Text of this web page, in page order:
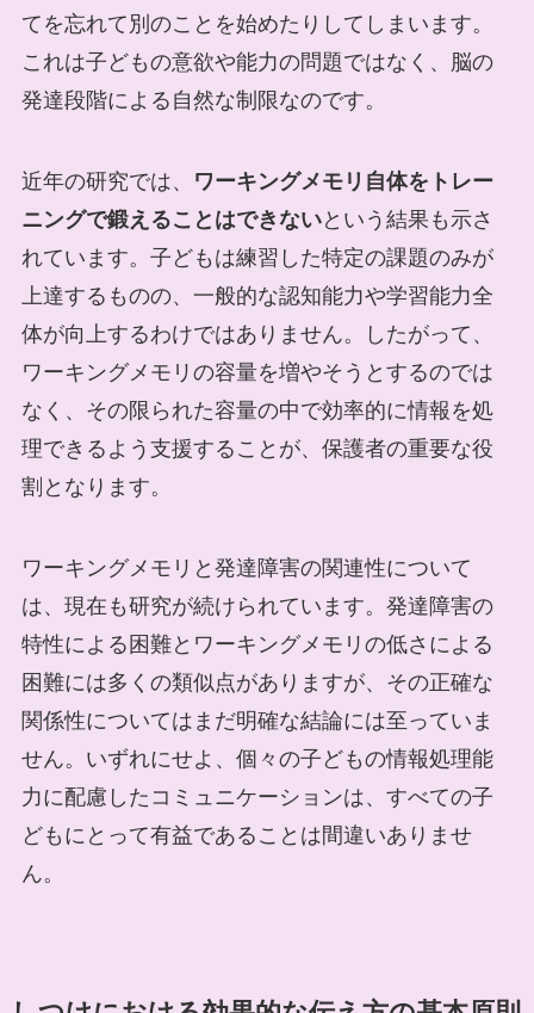
てを忘れて別のことを始めたりしてしまいます。
これは子どもの意欲や能力の問題ではなく、脳の
発達段階による自然な制限なのです。
近年の研究では、
ワーキングメモリ自体をトレー
ニングで鍛えることはできないという結果も示さ
れています。子どもは練習した特定の課題のみが
上達するものの、一般的な認知能力や学習能力全
体が向上するわけではありません。したがって、
ワーキングメモリの容量を増やそうとするのでは
なく、その限られた容量の中で効率的に情報を処
理できるよう支援することが、保護者の重要な役
割となります。
ワーキングメモリと発達障害の関連性について
は、現在も研究が続けられています。発達障害の
特性による困難とワーキングメモリの低さによる
困難には多くの類似点がありますが、その正確な
関係性についてはまだ明確な結論には至っていま
せん。いずれにせよ、個々の子どもの情報処理能
力に配慮したコミュニケーションは、すべての子
どもにとって有益であることは間違いありませ
ん。